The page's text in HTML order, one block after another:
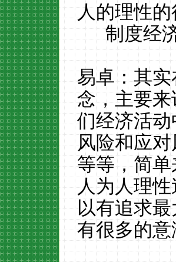
人的理性
制度经
易卓：其
念，主要
们经济活
风险和应
等等，简
人为人理
以有追求
有很多的意